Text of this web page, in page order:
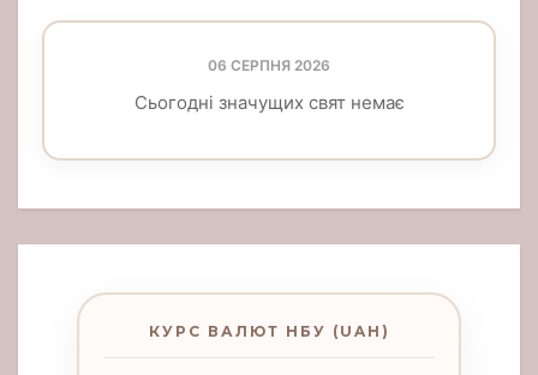
06 СЕРПНЯ 2026
Сьогодні значущих свят немає
КУРС ВАЛЮТ НБУ (UAH)